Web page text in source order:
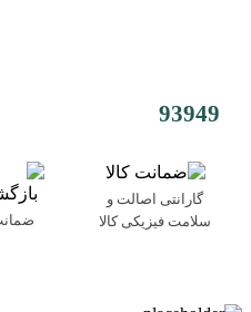
93949
گارانتی اصالت و
سلامت فیزیکی کالا